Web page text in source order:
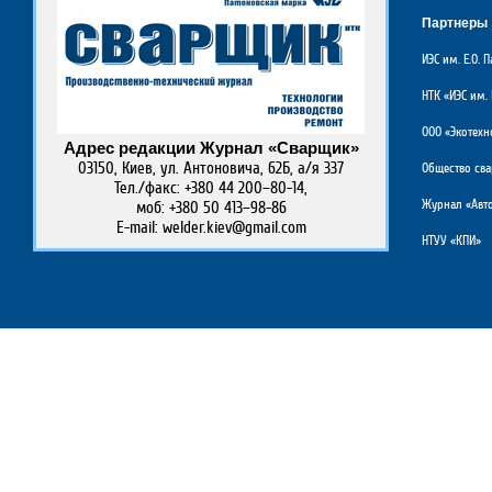
Адрес редакции Журнал «Сварщик»
03150, Киев, ул. Антоновича, 62Б, а/я 337
Тел./факс: +380 44 200–80-14,
моб: +380 50 413–98-86
E-mail: welder.kiev@gmail.com
Партнеры
ИЭС им. Е.О.
НТК «ИЭС им.
ООО
Общество
Журнал
НТУУ «КПИ»